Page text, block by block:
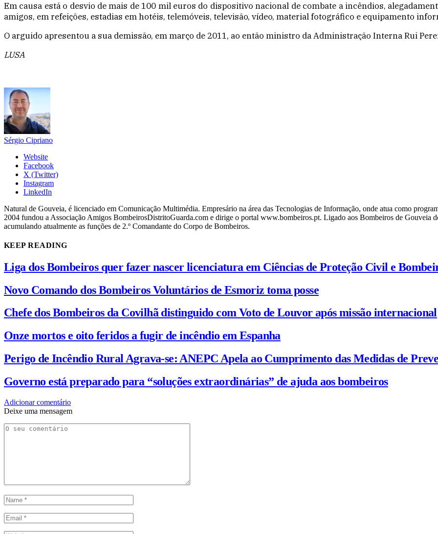
Em causa está o desvio de mais de 100 mil euros do dispositivo nacional de combate a incêndios,
amigos, em refeições, estadias em hotéis, telemóveis, televisão, vídeo, material fotográfico e equipamento
O arguido apresentou a sua demissão, em março de 2011, ao então ministro da Administração Interna Rui
LUSA
Sérgio Cipriano
Website
Facebook
X (Twitter)
Instagram
LinkedIn
Natural de Gouveia, é licenciado em Comunicação Multimédia. Empresário na área das Tecnologias de Informação, onde atua como
2004 fundou a Associação Amigos BombeirosDistritoGuarda.com e dirige o portal www.bombeiros.pt. Ligado aos Bombeiros de Gouveia
acumulando atualmente as funções de 2.º Comandante do Corpo de Bombeiros.
KEEP READING
Liga dos Bombeiros quer fazer nascer licenciatura em Ciências de Proteção Civil e
Novo Comando dos Bombeiros Voluntários de Esmoriz toma posse
Chefe dos Bombeiros da Covilhã distinguido com Voto de Louvor após missão internacional
Onze mortos e oito feridos a fugir de incêndio em Espanha
Perigo de Incêndio Rural Agrava-se: ANEPC Apela ao Cumprimento das Medidas de
Governo está preparado para “soluções extraordinárias” de ajuda aos bombeiros
Adicionar comentário
Deixe uma mensagem